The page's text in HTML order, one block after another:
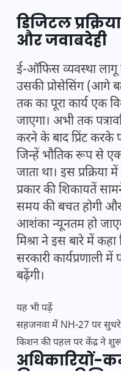
डिजिटल
और जवाबदेही
ई-ऑफिस व्यवस्था लागू
उसकी प्रोसेसिंग (आगे
तक का पूरा कार्य एक
जाएगा। अभी तक
करने के बाद प्रिंट करके
जिन्हें भौतिक रूप से
जाता था। इस प्रक्रिया
प्रकार की शिकायतें
समय की बचत होगी
आशंका न्यूनतम हो
मिश्रा ने इस बारे में
सरकारी कार्यप्रणाली में
बढ़ेंगी।
यह भी पढ़ें
सहजनवा में NH-27 पर
किशन की पहल पर केंद्र ने शुरू
अधिकारियों-